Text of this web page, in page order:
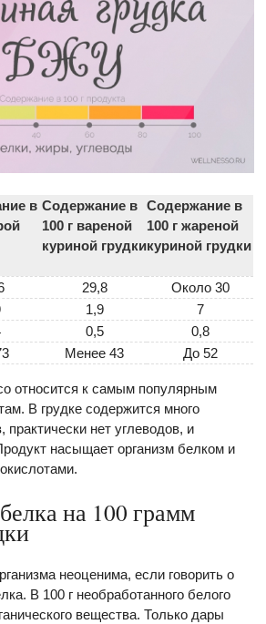
в Содержание в
100 г вареной
куриной грудки
Содержание в
100 г жареной
куриной грудки
29,8
Около 30
1,9
7
0,5
0,8
Менее 43 До 52
относится к самым популярным
В грудке содержится много
нет углеводов, и
насыщает организм белком и
на 100 грамм
неоценима, если говорить о
В 100 г необработанного белого
вещества. Только дары